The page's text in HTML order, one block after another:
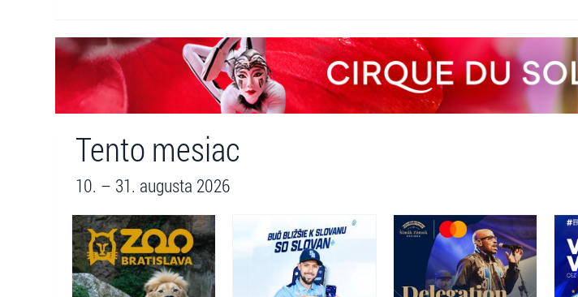
Tento mesiac
10. – 31. augusta 2026